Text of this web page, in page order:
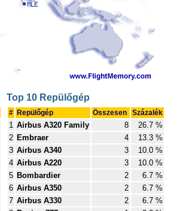
Top 10 Repülőgép
# Repülőgép Összesen Százalék
1 Airbus A320 Family 8
26.7 %
2 Embraer 4
13.3 %
3 Airbus A340 3
10.0 %
4 Airbus A220 3
10.0 %
5 Bombardier 2
6.7 %
6 Airbus A350 2
6.7 %
7 Airbus A330 2
6.7 %